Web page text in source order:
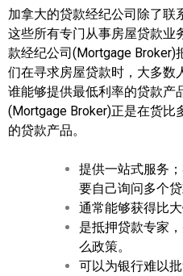
加拿大的贷款经纪公司除了联
这些所有专门从事房屋贷款业
款经纪公司(Mortgage Broker)
们在寻求房屋贷款时，大多数
谁能够提供最低利率的贷款产
(Mortgage Broker)正是在货比
的贷款产品。
提供一站式服务
要自己询问多个贷
通常能够获得比
是抵押贷款专家
么政策。
可以为银行难以